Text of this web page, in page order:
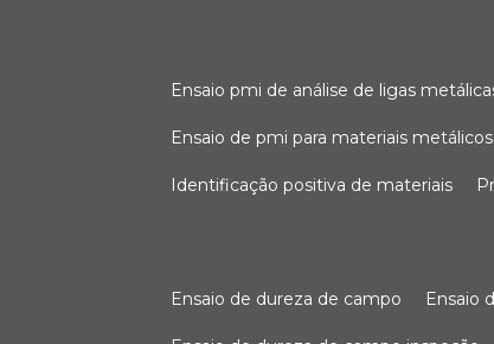
ensaio pmi de análise de ligas
ensaio de pmi para materiais metálicos
identificação positiva de materiais
ensaio de dureza de campo